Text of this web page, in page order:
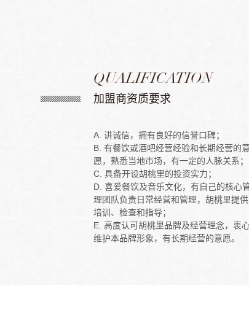
QUALIFICATION
A. 讲诚信，拥有良好的信誉口碑；
B. 有餐饮或酒吧经营经验和长期经营的意
愿，熟悉当地市场，有一定的人脉关系；
C. 具备开设胡桃里的投资实力；
D. 喜爱餐饮及音乐文化，有自己的核心管
理团队负责日常经营和管理，胡桃里提供
培训、检查和指导；
E. 高度认可胡桃里品牌及经营理念，衷心